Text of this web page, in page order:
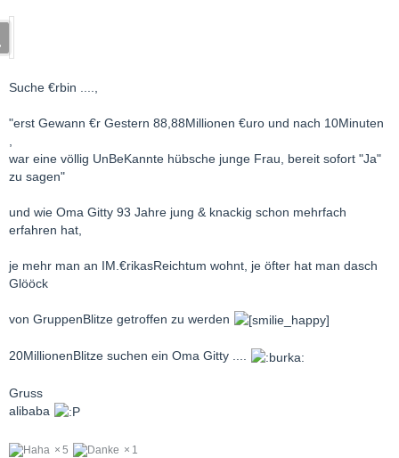
Suche €rbin ....,
"erst Gewann €r Gestern 88,88Millionen €uro und nach 10Minuten
war eine völlig UnBeKannte hübsche junge Frau, bereit sofort "Ja"
zu sagen"
und wie Oma Gitty 93 Jahre jung & knackig schon mehrfach
erfahren hat,
je mehr man an IM.€rikasReichtum wohnt, je öfter hat man dasch
Glööck
von GruppenBlitze getroffen zu werden
20MillionenBlitze suchen ein Oma Gitty ....
Gruss
alibaba
5 1